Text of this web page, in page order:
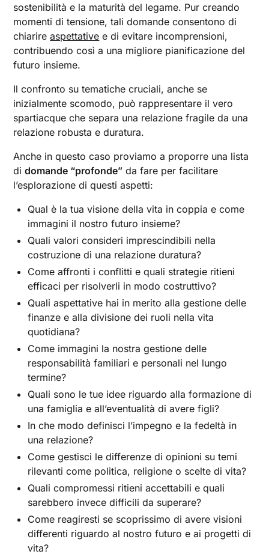
sostenibilità e la maturità del legame. Pur creando
momenti di tensione, tali domande consentono di
chiarireaspettative e di evitare incomprensioni,
contribuendo così a una migliore pianificazione del
futuro insieme.
Il confronto su tematiche cruciali, anche se
inizialmente scomodo, può rappresentare il vero
spartiacque che separa una relazione fragile da una
relazione robusta e duratura.
Anche in questo caso proviamo a proporre una lista
didomande “profonde” da fare per facilitare
l’esplorazione di questi aspetti:
Qual è la tua visione della vita in coppia e come
immagini il nostro futuro insieme?
Quali valori consideri imprescindibili nella
costruzione di una relazione duratura?
Come affronti i conflitti e quali strategie ritieni
efficaci per risolverli in modo costruttivo?
Quali aspettative hai in merito alla gestione delle
finanze e alla divisione dei ruoli nella vita
quotidiana?
Come immagini la nostra gestione delle
responsabilità familiari e personali nel lungo
termine?
Quali sono le tue idee riguardo alla formazione di
una famiglia e all’eventualità di avere figli?
In che modo definisci l’impegno e la fedeltà in
una relazione?
Come gestisci le differenze di opinioni su temi
rilevanti come politica, religione o scelte di vita?
Quali compromessi ritieni accettabili e quali
sarebbero invece difficili da superare?
Come reagiresti se scoprissimo di avere visioni
differenti riguardo al nostro futuro e ai progetti di
vita?